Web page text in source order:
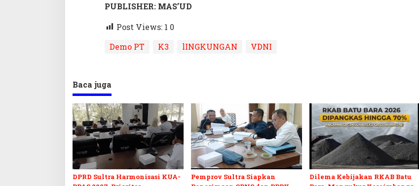
PUBLISHER: MAS’UD
Post Views: 1 0
Demo PT
K3 lINGKUNGAN VDNI
Baca juga
DPRD Sultra Harmonisasi KUA-
Pemprov Sultra Siapkan
Dilema Kebijakan RKAB Batu